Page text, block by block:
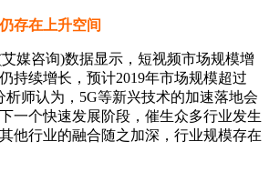
存在上升空间
媒咨询)数据显示，短视频市场规模增
持续增长，预计2019年市场规模超过
析师认为，5G等新兴技术的加速落地会
一个快速发展阶段，催生众多行业发生
他行业的融合随之加深，行业规模存在